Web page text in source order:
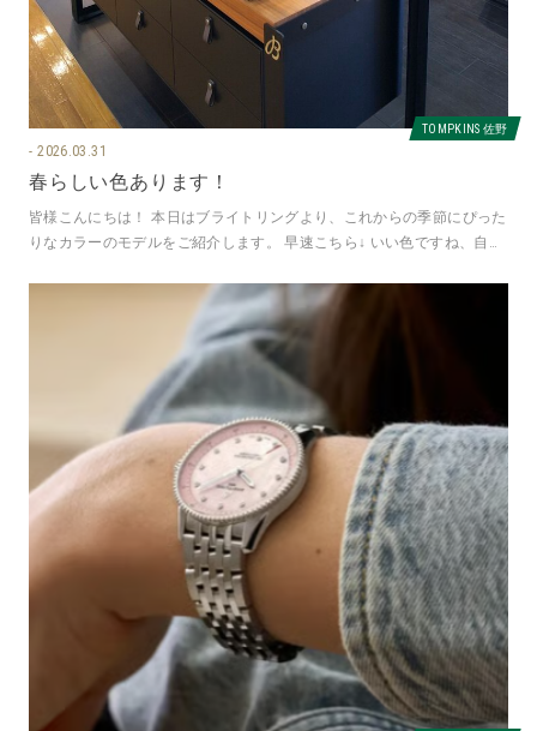
TOMPKINS 佐野
2026.03.31
春らしい色あります！
皆様こんにちは！ 本日はブライトリングより、これからの季節にぴった
りなカラーのモデルをご紹介します。 早速こちら↓ いい色ですね、自然